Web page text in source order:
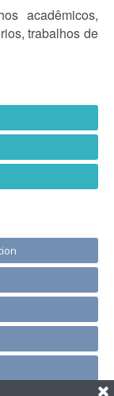
acadêmicos,
trabalhos de